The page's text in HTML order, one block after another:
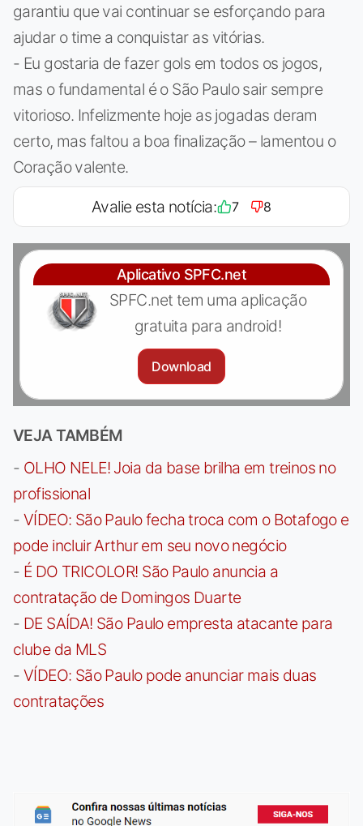
garantiu que vai continuar se esforçando para
ajudar o time a conquistar as vitórias.
- Eu gostaria de fazer gols em todos os jogos,
mas o fundamental é o São Paulo sair sempre
vitorioso. Infelizmente hoje as jogadas deram
certo, mas faltou a boa finalização – lamentou o
Coração valente.
Avalie esta notícia: 7 8
Aplicativo SPFC.net
SPFC.net tem uma aplicação
gratuita para android!
Download
VEJA TAMBÉM
- OLHO NELE! Joia da base brilha em treinos no
profissional
- VÍDEO: São Paulo fecha troca com o Botafogo e
pode incluir Arthur em seu novo negócio
- É DO TRICOLOR! São Paulo anuncia a
contratação de Domingos Duarte
- DE SAÍDA! São Paulo empresta atacante para
clube da MLS
- VÍDEO: São Paulo pode anunciar mais duas
contratações